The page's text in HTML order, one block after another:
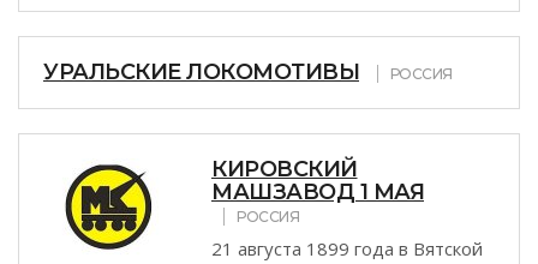
УРАЛЬСКИЕ ЛОКОМОТИВЫ РОССИЯ
КИРОВСКИЙ
МАШЗАВОД 1 МАЯ
РОССИЯ
21 августа 1899 года в Вятской